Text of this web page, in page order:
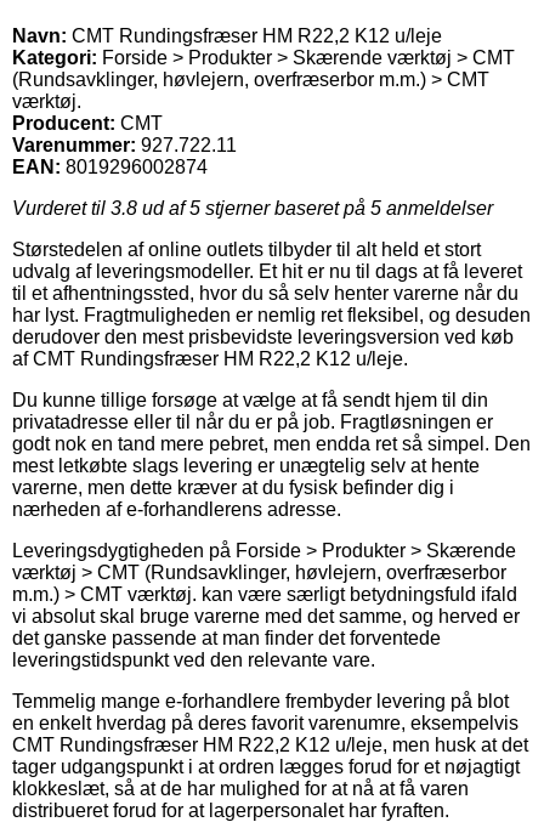
Navn: CMT Rundingsfræser HM R22,2 K12 u/leje
Kategori: Forside > Produkter > Skærende værktøj > CMT
(Rundsavklinger, høvlejern, overfræserbor m.m.) > CMT
værktøj.
Producent: CMT
Varenummer: 927.722.11
EAN: 8019296002874
Vurderet til 3.8 ud af 5 stjerner baseret på 5 anmeldelser
Størstedelen af online outlets tilbyder til alt held et stort
udvalg af leveringsmodeller. Et hit er nu til dags at få leveret
til et afhentningssted, hvor du så selv henter varerne når du
har lyst. Fragtmuligheden er nemlig ret fleksibel, og desuden
derudover den mest prisbevidste leveringsversion ved køb
af CMT Rundingsfræser HM R22,2 K12 u/leje.
Du kunne tillige forsøge at vælge at få sendt hjem til din
privatadresse eller til når du er på job. Fragtløsningen er
godt nok en tand mere pebret, men endda ret så simpel. Den
mest letkøbte slags levering er unægtelig selv at hente
varerne, men dette kræver at du fysisk befinder dig i
nærheden af e-forhandlerens adresse.
Leveringsdygtigheden på Forside > Produkter > Skærende
værktøj > CMT (Rundsavklinger, høvlejern, overfræserbor
m.m.) > CMT værktøj. kan være særligt betydningsfuld ifald
vi absolut skal bruge varerne med det samme, og herved er
det ganske passende at man finder det forventede
leveringstidspunkt ved den relevante vare.
Temmelig mange e-forhandlere frembyder levering på blot
en enkelt hverdag på deres favorit varenumre, eksempelvis
CMT Rundingsfræser HM R22,2 K12 u/leje, men husk at det
tager udgangspunkt i at ordren lægges forud for et nøjagtigt
klokkeslæt, så at de har mulighed for at nå at få varen
distribueret forud for at lagerpersonalet har fyraften.